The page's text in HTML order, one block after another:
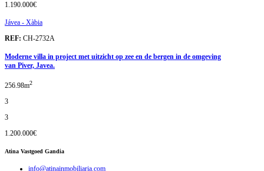
1.190.000€
Jávea - Xàbia
REF: CH-2732A
Moderne villa in project met uitzicht op zee en de bergen in de omgeving
van Piver, Javea.
256.98m2
3
3
1.200.000€
Atina Vastgoed Gandia
info@atinainmobiliaria.com